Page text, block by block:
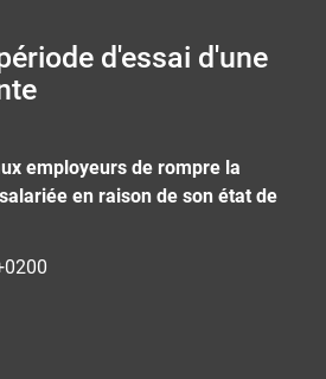
d'essai d'une
employeurs de rompre la
en raison de son état de